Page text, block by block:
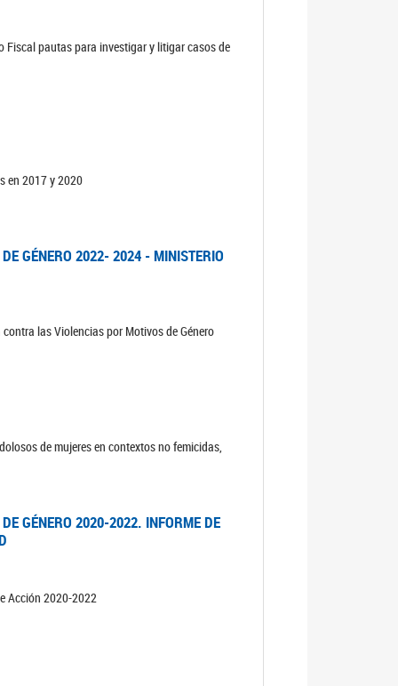
Fiscal pautas para investigar y litigar casos de
en 2017 y 2020
GÉNERO 2022- 2024 - MINISTERIO
las Violencias por Motivos de Género
de mujeres en contextos no femicidas,
GÉNERO 2020-2022. INFORME DE
Acción 2020-2022